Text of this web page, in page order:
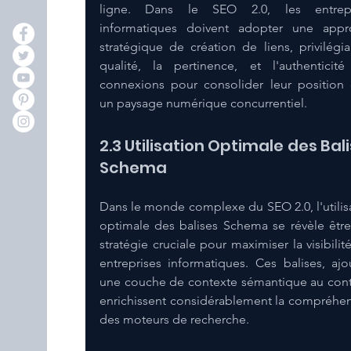
ligne. Dans le SEO 2.0, les
informatiques doivent adopter une
stratégique de création de liens,
qualité, la pertinence, et
connexions pour consolider leur position
un paysage numérique concurrentiel.
2.3 Utilisation Optimale des
Schema
Dans le monde complexe du SEO 2.0,
optimale des balises Schema se révèle
stratégie cruciale pour maximiser la
entreprises informatiques. Ces balises,
une couche de contexte sémantique au
enrichissent considérablement la
des moteurs de recherche.